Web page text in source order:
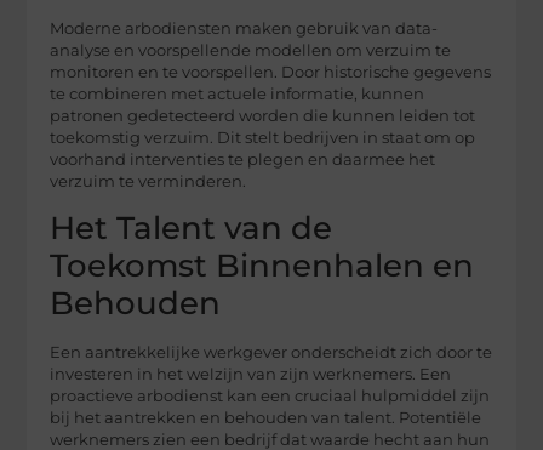
Moderne arbodiensten maken gebruik van data-
analyse en voorspellende modellen om verzuim te
monitoren en te voorspellen. Door historische gegevens
te combineren met actuele informatie, kunnen
patronen gedetecteerd worden die kunnen leiden tot
toekomstig verzuim. Dit stelt bedrijven in staat om op
voorhand interventies te plegen en daarmee het
verzuim te verminderen.
Het Talent van de
Toekomst Binnenhalen en
Behouden
Een aantrekkelijke werkgever onderscheidt zich door te
investeren in het welzijn van zijn werknemers. Een
proactieve arbodienst kan een cruciaal hulpmiddel zijn
bij het aantrekken en behouden van talent. Potentiële
werknemers zien een bedrijf dat waarde hecht aan hun